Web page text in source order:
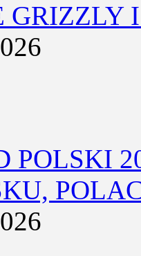
GRIZZLY
POLSKI